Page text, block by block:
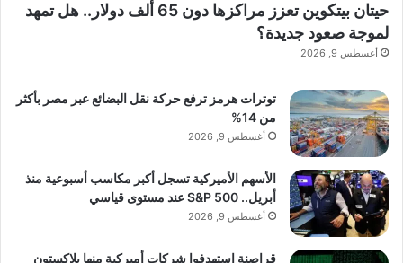
حيتان بيتكوين تعزز مراكزها دون 65 ألف دولار.. هل تمهد
لموجة صعود جديدة؟
أغسطس 9, 2026
توترات هرمز ترفع حركة نقل البضائع عبر مصر بأكثر
من 14%
أغسطس 9, 2026
الأسهم الأميركية تسجل أكبر مكاسب أسبوعية منذ
أبريل.. S&P 500 عند مستوى قياسي
أغسطس 9, 2026
قراصنة استهدفوا شركات أميركية منها بلاكستون